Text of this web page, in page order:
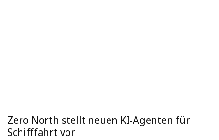
Zero North stellt neuen KI-Agenten für
Schifffahrt vor